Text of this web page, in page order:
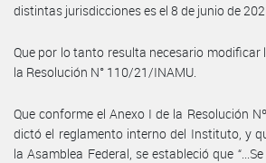
distintas jurisdicciones es el 8 de junio de
Que por lo tanto resulta necesario modificar
la Resolución N° 110/21/INAMU.
Que conforme el Anexo I de la Resolución
dictó el reglamento interno del Instituto, y
la Asamblea Federal, se estableció que